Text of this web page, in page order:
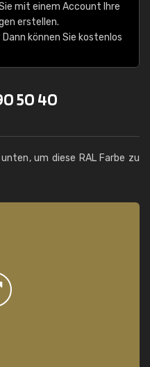
mit einem Account Ihre
erstellen.
können Sie kostenlos
50 40
um diese RAL Farbe zu